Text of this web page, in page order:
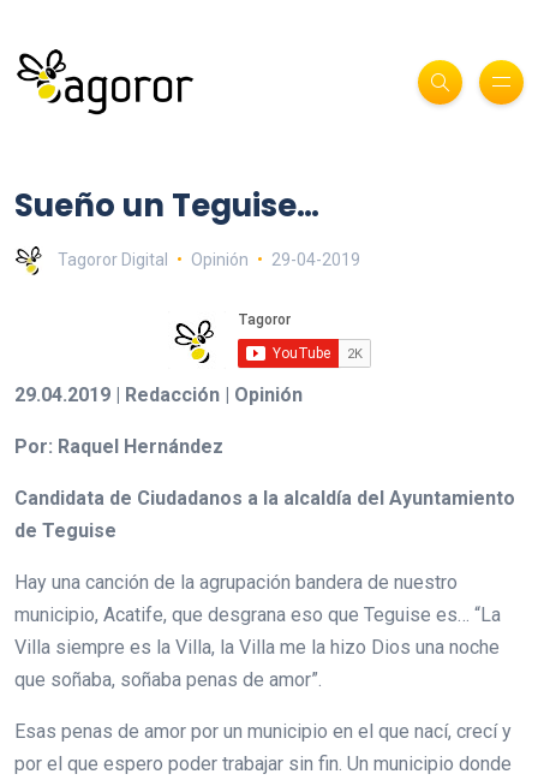
Sueño un Teguise…
Tagoror Digital Opinión 29-04-2019
29.04.2019 | Redacción | Opinión
Por: Raquel Hernández
Candidata de Ciudadanos a la alcaldía del Ayuntamiento
de Teguise
Hay una canción de la agrupación bandera de nuestro
municipio, Acatife, que desgrana eso que Teguise es… “La
Villa siempre es la Villa, la Villa me la hizo Dios una noche
que soñaba, soñaba penas de amor”.
Esas penas de amor por un municipio en el que nací, crecí y
por el que espero poder trabajar sin fin. Un municipio donde